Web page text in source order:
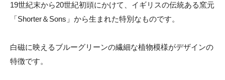
19世紀末から20世紀初頭にかけて、イギリスの伝統ある窯元
「Shorter＆Sons」から生まれた特別なものです。
白磁に映えるブルーグリーンの繊細な植物模様がデザインの
特徴です。